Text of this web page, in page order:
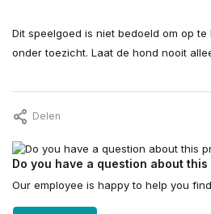
Dit speelgoed is niet bedoeld om op
onder toezicht. Laat de hond nooit
Delen
Do you have a question about
Our employee is happy to help you